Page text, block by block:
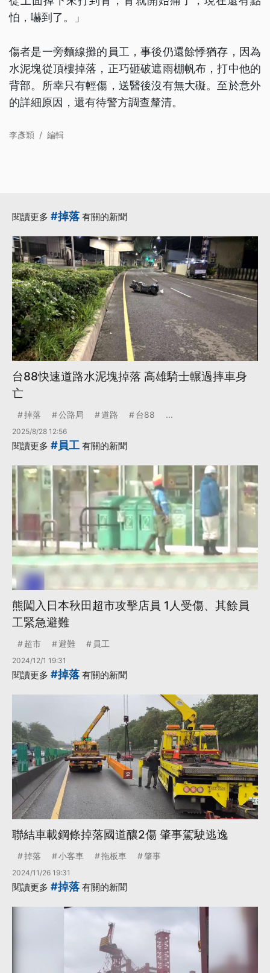
怕，嚇到了。」
傷者是一旁麵線攤的員工，事後仍還餘悸猶存，因為
水泥塊從頂樓掉落，正巧砸破遮雨棚帆布，打中他的
背部。所幸只有輕傷，送醫後沒有無大礙。至於意外
的詳細原因，還有待警方調查釐清。
李彥穎 / 編輯
閱讀更多 #掉落有關的新聞
台88快速道路水泥塊掉落 高雄騎士輾過摔車身
亡
掉落 公路局 道路 台88 ...
2025/8/28 12:56
閱讀更多 #員工 有關的新聞
熊闖入日本秋田超市攻擊店員 1人受傷、其餘員
工緊急避難
超市 避難 員工
2024/12/1 19:31
閱讀更多 #掉落有關的新聞
聯結車載鋼條掉落國道釀2傷 肇事駕駛逃逸
掉落 小客車 拖板車 肇事
2024/11/26 19:31
閱讀更多 #掉落有關的新聞